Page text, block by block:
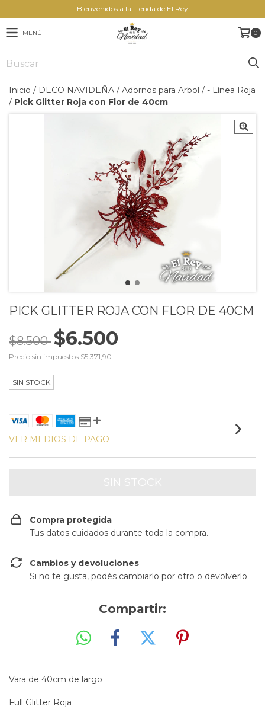
Bienvenidos a la Tienda de El Rey
MENÚ 0
Inicio / DECO NAVIDEÑA / Adornos para Arbol / - Línea Roja
/ Pick Glitter Roja con Flor de 40cm
PICK GLITTER ROJA CON FLOR DE 40CM
$8.500 $6.500
Precio sin impuestos $5.371,90
SIN STOCK
VER MEDIOS DE PAGO
Compra protegida
Tus datos cuidados durante toda la compra.
Cambios y devoluciones
Si no te gusta, podés cambiarlo por otro o devolverlo.
Compartir:
Vara de 40cm de largo
Full Glitter Roja